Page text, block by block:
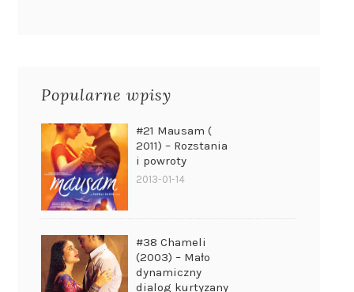
Popularne wpisy
#21 Mausam (
2011) – Rozstania
i powroty
2013-01-14
#38 Chameli
(2003) – Mało
dynamiczny
dialog kurtyzany